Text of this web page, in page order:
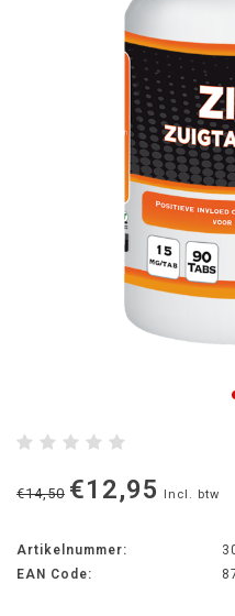
€14,50 €12,95 Incl. btw
Artikelnummer:
EAN Code: